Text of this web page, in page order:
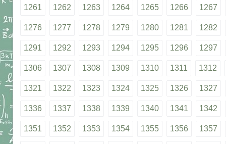
1261 1262 1263 1264 1265 1266 1267
1276 1277 1278 1279 1280 1281 1282
1291 1292 1293 1294 1295 1296 1297
1306 1307 1308 1309 1310 1311 1312
1321 1322 1323 1324 1325 1326 1327
1336 1337 1338 1339 1340 1341 1342
1351 1352 1353 1354 1355 1356 1357